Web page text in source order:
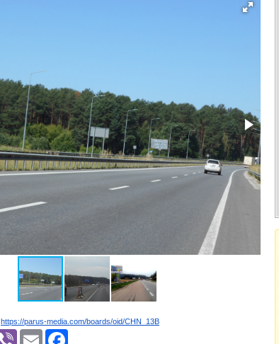
https://parus-media.com/boards/oid/CHN_13B
Viber Email